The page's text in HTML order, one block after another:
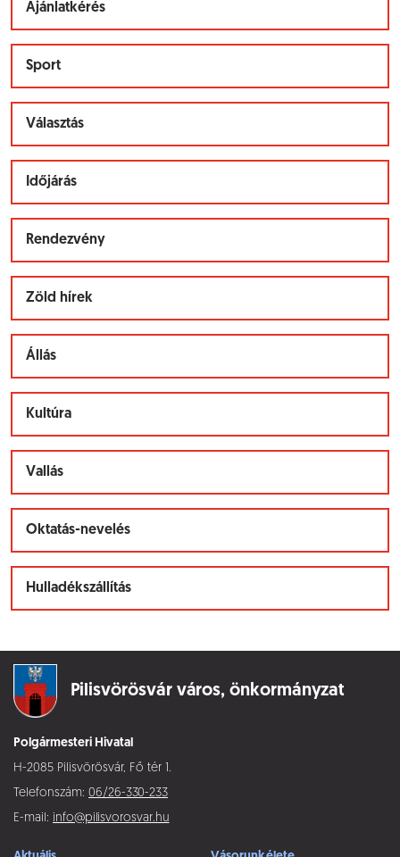
Ajánlatkérés
Sport
Választás
Időjárás
Rendezvény
Zöld hírek
Állás
Kultúra
Vallás
Oktatás-nevelés
Hulladékszállítás
Pilisvörösvár város, önkormányzat
Polgármesteri Hivatal
H-2085 Pilisvörösvár, Fő tér 1.
Telefonszám: 06/26-330-233
E-mail: info@pilisvorosvar.hu